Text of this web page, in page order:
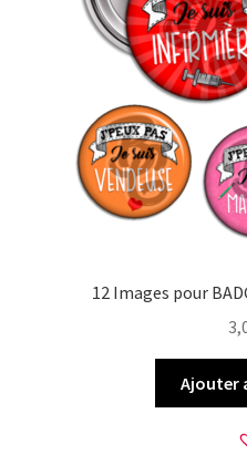
12 Images pour
Ajouter